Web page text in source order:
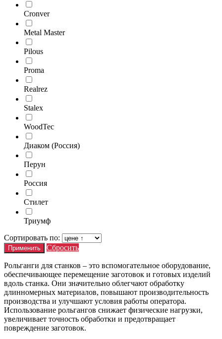
Cronver
Metal Master
Pilous
Proma
Realrez
Stalex
WoodTec
Диаком (Россия)
Перун
Россия
Стилет
Триумф
Сортировать по:
Сбросить
Рольганги для станков – это вспомогательное оборудование,
обеспечивающее перемещение заготовок и готовых изделий
вдоль станка. Они значительно облегчают обработку
длинномерных материалов, повышают производительность
производства и улучшают условия работы оператора.
Использование рольгангов снижает физические нагрузки,
увеличивает точность обработки и предотвращает
повреждение заготовок.